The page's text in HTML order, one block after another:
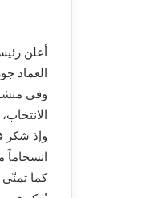
أعلن
العماد
وفي
وإذ شكر
انسجاماً
كما تمنّى